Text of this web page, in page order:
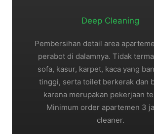
Deep Cleaning
Pembersihan detail area
perabot di dalamnya. Tidak
sofa, kasur, karpet, kaca yang
tinggi, serta toilet berkerak dan
karena merupakan pekerjaan
Minimum order apartemen 3
cleaner.